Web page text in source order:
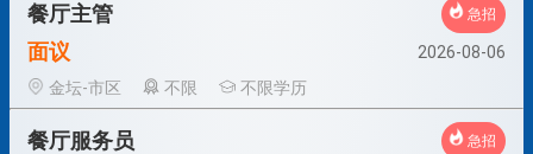
餐厅主管 急招
面议
2026-08-06
金坛-市区
不限 不限学历
餐厅服务员 急招